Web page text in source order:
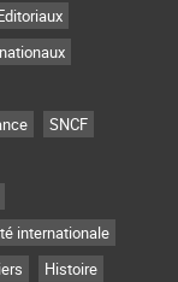
SNCF
internationale
Histoire